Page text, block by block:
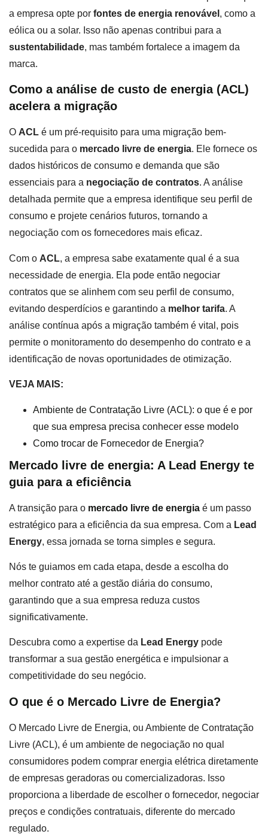
a empresa opte por fontes de energia renovável , como a
eólica ou a solar. Isso não apenas contribui para a
sustentabilidade, mas também fortalece a imagem da
marca.
Como a análise de custo de energia (ACL)
acelera a migração
O ACL é um pré-requisito para uma migração bem-
sucedida para o mercado livre de energia. Ele fornece os
dados históricos de consumo e demanda que são
essenciais para a negociação de contratos. A análise
detalhada permite que a empresa identifique seu perfil de
consumo e projete cenários futuros, tornando a
negociação com os fornecedores mais eficaz.
Com o ACL, a empresa sabe exatamente qual é a sua
necessidade de energia. Ela pode então negociar
contratos que se alinhem com seu perfil de consumo,
evitando desperdícios e garantindo a melhor tarifa. A
análise contínua após a migração também é vital, pois
permite o monitoramento do desempenho do contrato e a
identificação de novas oportunidades de otimização.
VEJA MAIS:
Ambiente de Contratação Livre (ACL): o que é e por
que sua empresa precisa conhecer esse modelo
Como trocar de Fornecedor de Energia?
Mercado livre de energia: A Lead Energy te
guia para a eficiência
A transição para o mercado livre de energia é um passo
estratégico para a eficiência da sua empresa. Com a Lead
Energy, essa jornada se torna simples e segura.
Nós te guiamos em cada etapa, desde a escolha do
melhor contrato até a gestão diária do consumo,
garantindo que a sua empresa reduza custos
significativamente.
Descubra como a expertise da Lead Energy pode
transformar a sua gestão energética e impulsionar a
competitividade do seu negócio.
O que é o Mercado Livre de Energia?
O Mercado Livre de Energia, ou Ambiente de Contratação
Livre (ACL), é um ambiente de negociação no qual
consumidores podem comprar energia elétrica diretamente
de empresas geradoras ou comercializadoras. Isso
proporciona a liberdade de escolher o fornecedor, negociar
preços e condições contratuais, diferente do mercado
regulado.